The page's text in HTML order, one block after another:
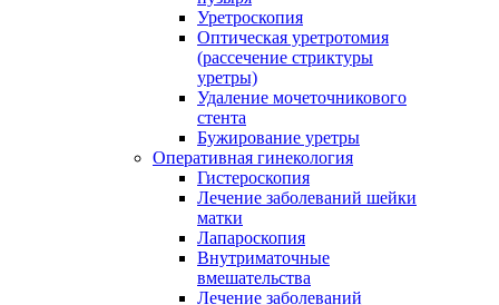
Уретроскопия
Оптическая уретротомия
(рассечение стриктуры
уретры)
Удаление мочеточникового
стента
Бужирование уретры
Оперативная гинекология
Гистероскопия
Лечение заболеваний шейки
матки
Лапароскопия
Внутриматочные
вмешательства
Лечение заболеваний